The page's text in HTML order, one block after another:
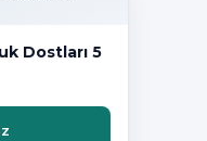
Dostları 5